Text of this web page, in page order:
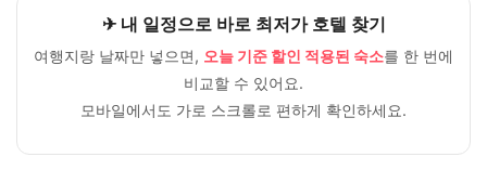
✈ 내 일정으로 바로 최저가 호텔 찾기
여행지랑 날짜만 넣으면, 오늘 기준 할인 적용된 숙소를 한 번에
비교할 수 있어요.
모바일에서도 가로 스크롤로 편하게 확인하세요.